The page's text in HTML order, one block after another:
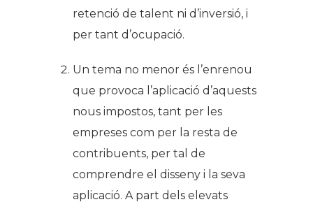
retenció de talent ni d’inversió, i
per tant d’ocupació.
Un tema no menor és l’enrenou
que provoca l’aplicació d’aquests
nous impostos, tant per les
empreses com per la resta de
contribuents, per tal de
comprendre el disseny i la seva
aplicació. A part dels elevats